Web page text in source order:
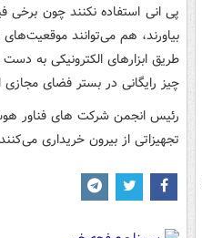
پی انی استفاده نکنند چون برخی
بیاورند، هم می‌توانند
طریق ابزارهای الکترونیکی به دست
چیز رایگانی در بستر فضای مجازی
رئیس انجمن شرکت های فناور
تجهیزاتی از بیرون خریداری